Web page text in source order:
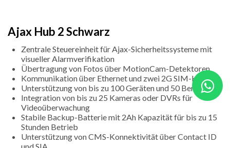
Ajax Hub 2 Schwarz
Zentrale Steuereinheit für Ajax-Sicherheitssysteme mit
visueller Alarmverifikation
Übertragung von Fotos über MotionCam-Detektoren
Kommunikation über Ethernet und zwei 2G SIM-Karten
Unterstützung von bis zu 100 Geräten und 50 Benutzern
Integration von bis zu 25 Kameras oder DVRs für
Videoüberwachung
Stabile Backup-Batterie mit 2Ah Kapazität für bis zu 15
Stunden Betrieb
Unterstützung von CMS-Konnektivität über Contact ID